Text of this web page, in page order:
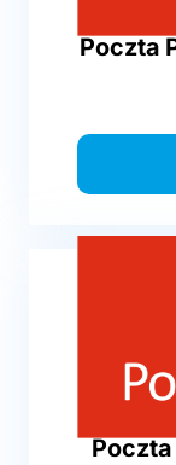
Poczta
Poczta